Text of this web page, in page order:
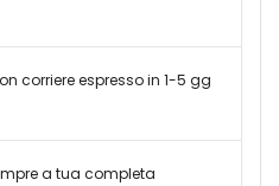
corriere espresso in 1-5 gg
a tua completa